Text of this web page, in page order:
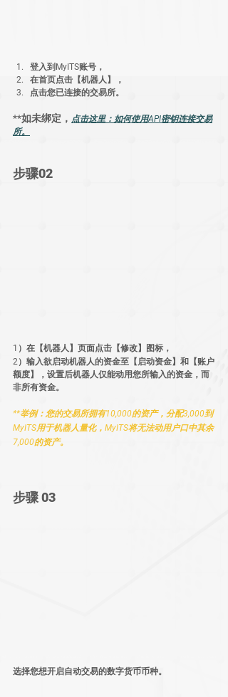
登入到MyITS账号，
在首页点击【机器人】，
点击您已连接的交易所。
**如未绑定， 点击这里：如何使用API密钥连接交易
所。
步骤02
1）在【机器人】页面点击【修改】图标，
2）输入欲启动机器人的资金至【启动资金】和【账户
额度】，设置后机器人仅能动用您所输入的资金，而
非所有资金。
**举例：您的交易所拥有10,000的资产，分配3,000到
MyITS用于机器人量化，MyITS将无法动用户口中其余
7,000的资产。
步骤 03
选择您想开启自动交易的数字货币币种。